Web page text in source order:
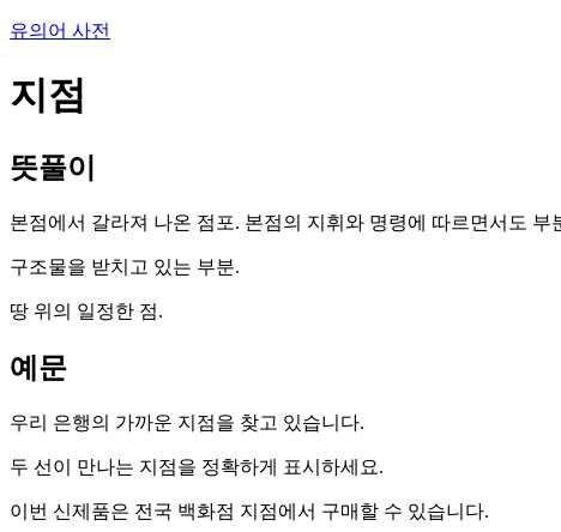
유의어 사전
지점
뜻풀이
본점에서 갈라져 나온 점포. 본점의 지휘와 명령에 따르면서도
구조물을 받치고 있는 부분.
땅 위의 일정한 점.
예문
우리 은행의 가까운 지점을 찾고 있습니다.
두 선이 만나는 지점을 정확하게 표시하세요.
이번 신제품은 전국 백화점 지점에서 구매할 수 있습니다.